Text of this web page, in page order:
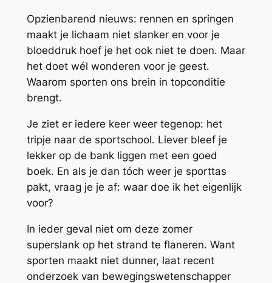
Opzienbarend nieuws: rennen en springen
maakt je lichaam niet slanker en voor je
bloeddruk hoef je het ook niet te doen. Maar
het doet wél wonderen voor je geest.
Waarom sporten ons brein in topconditie
brengt.
Je ziet er iedere keer weer tegenop: het
tripje naar de sportschool. Liever bleef je
lekker op de bank liggen met een goed
boek. En als je dan tóch weer je sporttas
pakt, vraag je je af: waar doe ik het eigenlijk
voor?
In ieder geval niet om deze zomer
superslank op het strand te flaneren. Want
sporten maakt niet dunner, laat recent
onderzoek van bewegingswetenschapper